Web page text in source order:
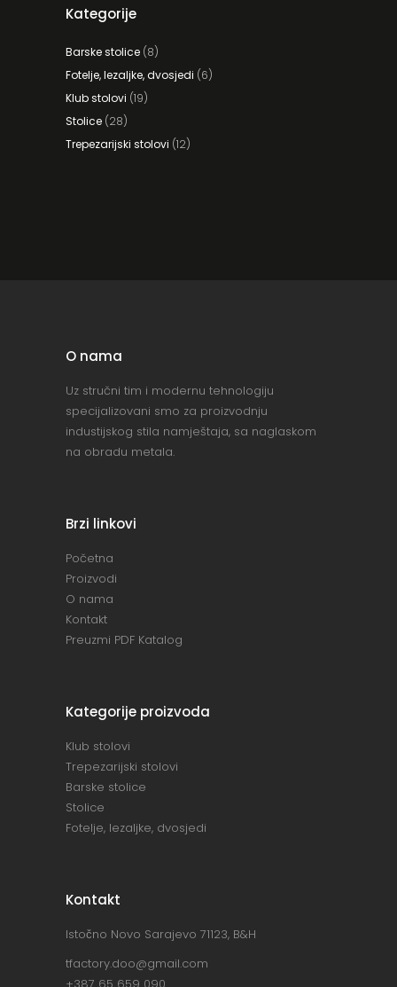
Kategorije
Barske stolice (8)
Fotelje, lezaljke, dvosjedi (6)
Klub stolovi (19)
Stolice (28)
Trepezarijski stolovi (12)
O nama
Uz stručni tim i modernu tehnologiju
specijalizovani smo za proizvodnju
industijskog stila namještaja, sa naglaskom
na obradu metala.
Brzi linkovi
Početna
Proizvodi
O nama
Kontakt
Preuzmi PDF Katalog
Kategorije proizvoda
Klub stolovi
Trepezarijski stolovi
Barske stolice
Stolice
Fotelje, lezaljke, dvosjedi
Kontakt
Istočno Novo Sarajevo 71123, B&H
tfactory.doo@gmail.com